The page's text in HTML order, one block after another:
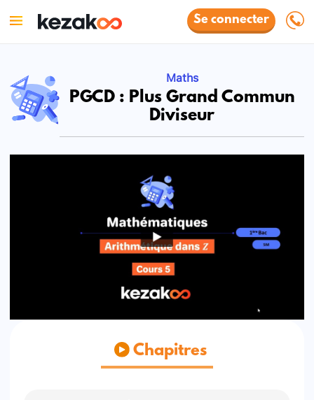
Se connecter
Maths
PGCD : Plus Grand Commun
Diviseur
Chapitres